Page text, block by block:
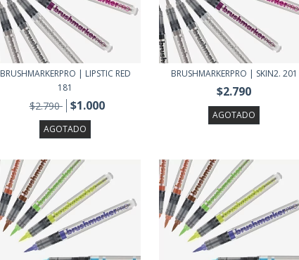
BRUSHMARKERPRO | LIPSTIC RED
181
$2.790 $1.000
AGOTADO
BRUSHMARKERPRO | SKIN2. 201
$2.790
AGOTADO